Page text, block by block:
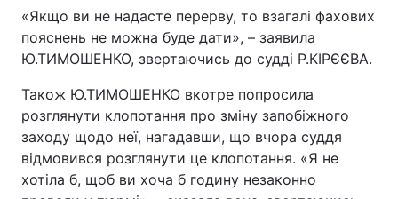
«Якщо ви не надасте перерву, то взагалі фахових
пояснень не можна буде дати», – заявила
Ю.ТИМОШЕНКО, звертаючись до судді Р.КІРЄЄВА.
Також Ю.ТИМОШЕНКО вкотре попросила
розглянути клопотання про зміну запобіжного
заходу щодо неї, нагадавши, що вчора суддя
відмовився розглянути це клопотання. «Я не
хотіла б, щоб ви хоча б годину незаконно